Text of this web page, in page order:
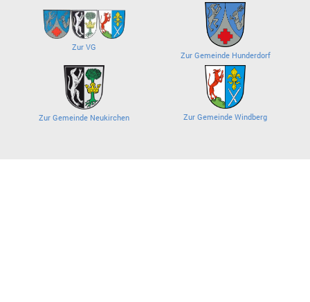
Zur VG
Zur Gemeinde Hunderdorf
Zur Gemeinde Neukirchen Zur Gemeinde Windberg